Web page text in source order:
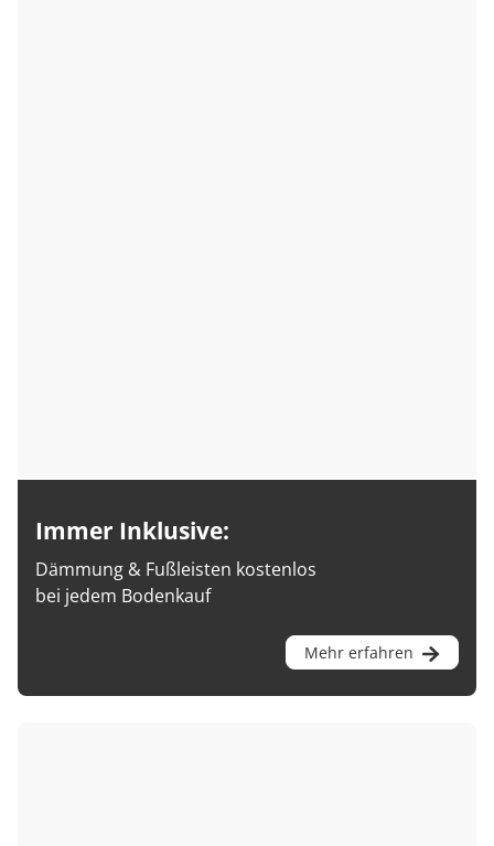
Immer Inklusive:
Dämmung & Fußleisten kostenlos
bei jedem Bodenkauf
Mehr erfahren